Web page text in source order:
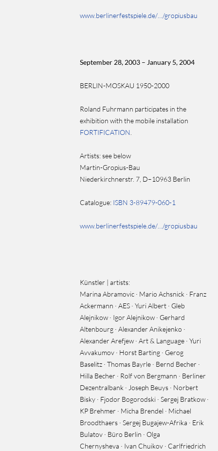
www.berlinerfestspiele.de/…/gropiusbau
September 28, 2003 – January 5, 2004
BERLIN-MOSKAU 1950-2000
Roland Fuhrmann participates in the
exhibition with the mobile installation
FORTIFICATION
Artists:see below
Martin-Gropius-Bau
Niederkirchnerstr. 7, D–10963 Berlin
Catalogue: ISBN 3-89479-060-1
www.berlinerfestspiele.de/…/gropiusbau
Künstler | artists:
Marina Abramovic · Mario Achsnick · Franz
Ackermann · AES · Yuri Albert · Gleb
Alejnikow · Igor Alejnikow · Gerhard
Altenbourg · Alexander Anikejenko ·
Alexander Arefjew · Art & Language · Yuri
Avvakumov · Horst Barting · Gerog
Baselitz · Thomas Bayrle · Bernd Becher ·
Hilla Becher · Rolf von Bergmann · Berliner
Dezentralbank · Joseph Beuys · Norbert
Bisky · Fjodor Bogorodski · Sergej Bratkow ·
KP Brehmer · Micha Brendel · Michael
Broodthaers · Sergej Bugajew-Afrika · Erik
Bulatov · Büro Berlin · Olga
Chernysheva · Ivan Chuikov · Carlfriedrich